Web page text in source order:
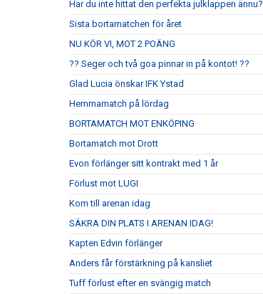
Har du inte hittat den perfekta julklappen ännu?
Sista bortamatchen för året
NU KÖR VI, MOT 2 POÄNG
?? Seger och två goa pinnar in på kontot! ??
Glad Lucia önskar IFK Ystad
Hemmamatch på lördag
BORTAMATCH MOT ENKÖPING
Bortamatch mot Drott
Evon förlänger sitt kontrakt med 1 år
Förlust mot LUGI
Kom till arenan idag
SÄKRA DIN PLATS I ARENAN IDAG!
Kapten Edvin förlänger
Anders får förstärkning på kansliet
Tuff förlust efter en svängig match